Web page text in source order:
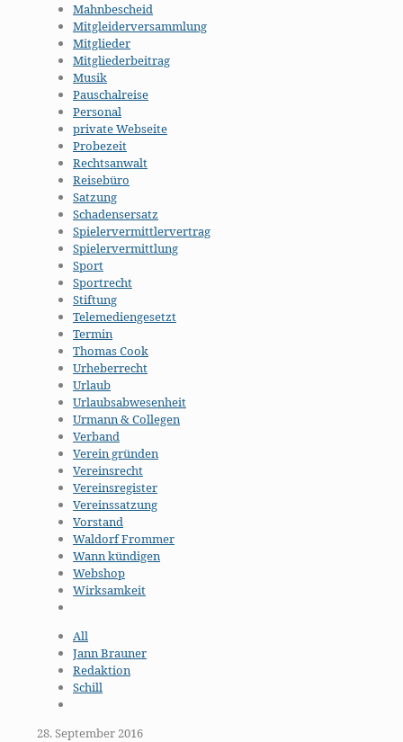
Mahnbescheid
Mitgleiderversammlung
Mitglieder
Mitgliederbeitrag
Musik
Pauschalreise
Personal
private Webseite
Probezeit
Rechtsanwalt
Reisebüro
Satzung
Schadensersatz
Spielervermittlervertrag
Spielervermittlung
Sport
Sportrecht
Stiftung
Telemediengesetzt
Termin
Thomas Cook
Urheberrecht
Urlaub
Urlaubsabwesenheit
Urmann & Collegen
Verband
Verein gründen
Vereinsrecht
Vereinsregister
Vereinssatzung
Vorstand
Waldorf Frommer
Wann kündigen
Webshop
Wirksamkeit
All
Jann Brauner
Redaktion
Schill
28. September 2016